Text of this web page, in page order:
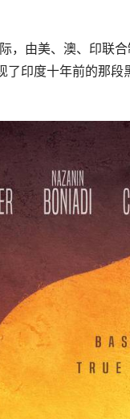
，由美、澳、印联
了印度十年前的那